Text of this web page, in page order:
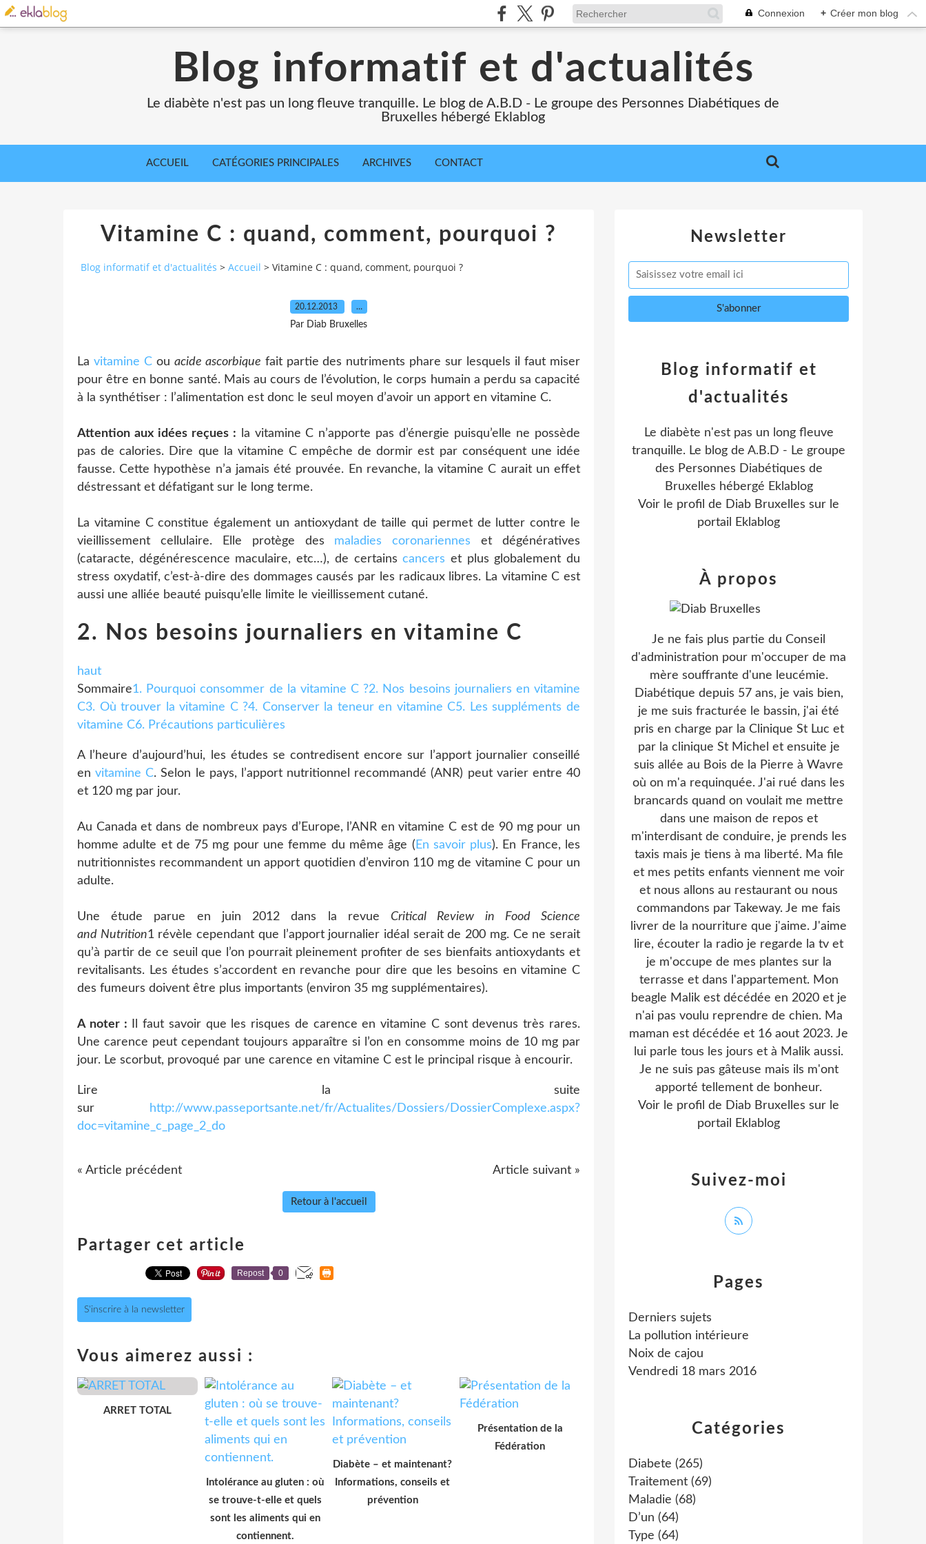
Connexion + Créer mon blog
Blog informatif et d'actualités
Le diabète n'est pas un long fleuve tranquille. Le blog de A.B.D - Le groupe des Personnes Diabétiques de
Bruxelles hébergé Eklablog
ACCUEIL CATÉGORIES PRINCIPALES ARCHIVES CONTACT
Vitamine C : quand, comment, pourquoi ?
Blog informatif et d'actualités > Accueil > Vitamine C : quand, comment, pourquoi ?
20.12.2013 …
Par Diab Bruxelles
La vitamine Cou acide ascorbique fait partie des nutriments phare sur lesquels il faut miser
pour être en bonne santé. Mais au cours de l’évolution, le corps humain a perdu sa capacité
à la synthétiser : l’alimentation est donc le seul moyen d’avoir un apport en vitamine C.
Attention aux idées reçues : la vitamine C n’apporte pas d’énergie puisqu’elle ne possède
pas de calories. Dire que la vitamine C empêche de dormir est par conséquent une idée
fausse. Cette hypothèse n’a jamais été prouvée. En revanche, la vitamine C aurait un effet
déstressant et défatigant sur le long terme.
La vitamine C constitue également un antioxydant de taille qui permet de lutter contre le
vieillissement cellulaire. Elle protège des maladies coronariennes et dégénératives
(cataracte, dégénérescence maculaire, etc…), de certainscancers et plus globalement du
stress oxydatif, c’est-à-dire des dommages causés par les radicaux libres. La vitamine C est
aussi une alliée beauté puisqu’elle limite le vieillissement cutané.
2. Nos besoins journaliers en vitamine C
haut
Sommaire1. Pourquoi consommer de la vitamine C ?2. Nos besoins journaliers en vitamine
C3. Où trouver la vitamine C ?4. Conserver la teneur en vitamine C5. Les suppléments de
vitamine C6. Précautions particulières
A l’heure d’aujourd’hui, les études se contredisent encore sur l’apport journalier conseillé
envitamine C. Selon le pays, l’apport nutritionnel recommandé (ANR) peut varier entre 40
et 120 mg par jour.
Au Canada et dans de nombreux pays d’Europe, l’ANR en vitamine C est de 90 mg pour un
homme adulte et de 75 mg pour une femme du même âge ( En savoir plus). En France, les
nutritionnistes recommandent un apport quotidien d’environ 110 mg de vitamine C pour un
adulte.
Une étude parue en juin 2012 dans la revue Critical Review in Food Science
and Nutrition1 révèle cependant que l’apport journalier idéal serait de 200 mg. Ce ne serait
qu’à partir de ce seuil que l’on pourrait pleinement profiter de ses bienfaits antioxydants et
revitalisants. Les études s’accordent en revanche pour dire que les besoins en vitamine C
des fumeurs doivent être plus importants (environ 35 mg supplémentaires).
A noter : Il faut savoir que les risques de carence en vitamine C sont devenus très rares.
Une carence peut cependant toujours apparaître si l’on en consomme moins de 10 mg par
jour. Le scorbut, provoqué par une carence en vitamine C est le principal risque à encourir.
Lire la suite
sur
http://www.passeportsante.net/fr/Actualites/Dossiers/DossierComplexe.aspx?
doc=vitamine_c_page_2_do
« Article précédent Article suivant »
Retour à l'accueil
Partager cet article
Repost 0
S'inscrire à la newsletter
Vous aimerez aussi :
ARRET TOTAL
Intolérance au gluten : où
se trouve-t-elle et quels
sont les aliments qui en
contiennent.
Diabète – et maintenant?
Informations, conseils et
prévention
Présentation de la
Fédération
Newsletter
Catégories
Diabete (265)
Traitement (69)
Maladie (68)
D’un (64)
Type (64)
Pages
Derniers sujets
La pollution intérieure
Noix de cajou
Vendredi 18 mars 2016
Blog informatif et
d'actualités
Le diabète n'est pas un long fleuve
tranquille. Le blog de A.B.D - Le groupe
des Personnes Diabétiques de
Bruxelles hébergé Eklablog
Voir le profil de Diab Bruxelles sur le
portail Eklablog
Suivez-moi
À propos
Je ne fais plus partie du Conseil
d'administration pour m'occuper de ma
mère souffrante d'une leucémie.
Diabétique depuis 57 ans, je vais bien,
je me suis fracturée le bassin, j'ai été
pris en charge par la Clinique St Luc et
par la clinique St Michel et ensuite je
suis allée au Bois de la Pierre à Wavre
où on m'a requinquée. J'ai rué dans les
brancards quand on voulait me mettre
dans une maison de repos et
m'interdisant de conduire, je prends les
taxis mais je tiens à ma liberté. Ma file
et mes petits enfants viennent me voir
et nous allons au restaurant ou nous
commandons par Takeway. Je me fais
livrer de la nourriture que j'aime. J'aime
lire, écouter la radio je regarde la tv et
je m'occupe de mes plantes sur la
terrasse et dans l'appartement. Mon
beagle Malik est décédée en 2020 et je
n'ai pas voulu reprendre de chien. Ma
maman est décédée et 16 aout 2023. Je
lui parle tous les jours et à Malik aussi.
Je ne suis pas gâteuse mais ils m'ont
apporté tellement de bonheur.
Voir le profil de Diab Bruxelles sur le
portail Eklablog